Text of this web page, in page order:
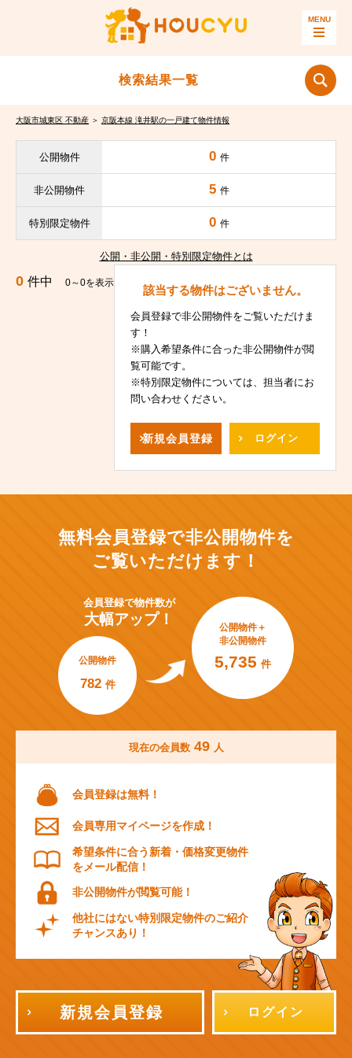
検索結果一覧
大阪市城東区 不動産 ＞ 京阪本線 滝井駅の一戸建て物件情報
公開物件 0 件
非公開物件 5 件
特別限定物件 0 件
公開・非公開・特別限定物件とは
0 件中 0～0を表示
該当する物件はございません。
会員登録で非公開物件をご覧いただけま
す！
※購入希望条件に合った非公開物件が閲
覧可能です。
※特別限定物件については、担当者にお
問い合わせください。
新規会員登録 ログイン
無料会員登録で非公開物件を
ご覧いただけます！
会員登録で物件数が
大幅アップ！
公開物件
782 件
公開物件＋
非公開物件
5,735 件
現在の会員数 49 人
会員登録は無料！
会員専用マイページを作成！
希望条件に合う新着・価格変更物件
をメール配信！
非公開物件が閲覧可能！
他社にはない特別限定物件のご紹介
チャンスあり！
新規会員登録 ログイン